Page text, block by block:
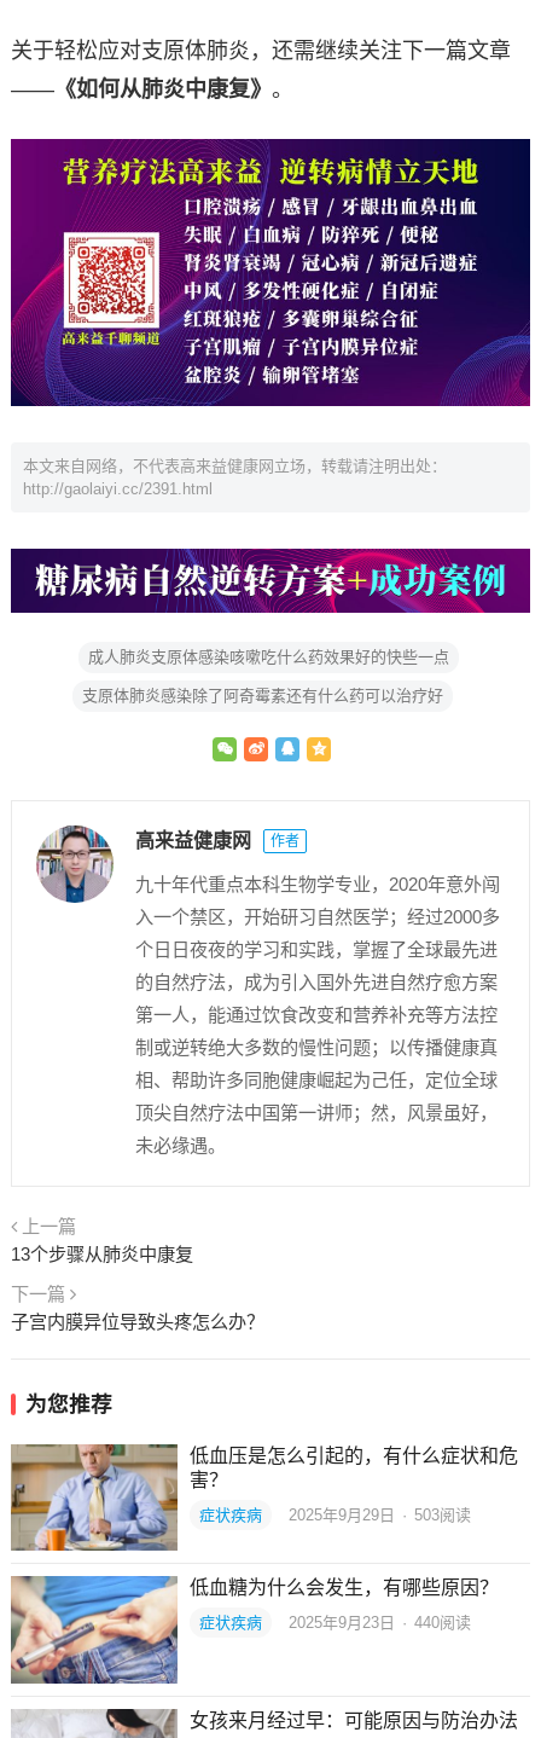
关于轻松应对支原体肺炎，还需继续关注下一篇文章
——《如何从肺炎中康复》 。
本文来自网络，不代表高来益健康网立场，转载请注明出处：
http://gaolaiyi.cc/2391.html
成人肺炎支原体感染咳嗽吃什么药效果好的快些一点
支原体肺炎感染除了阿奇霉素还有什么药可以治疗好
高来益健康网 作者
九十年代重点本科生物学专业，2020年意外闯
入一个禁区，开始研习自然医学；经过2000多
个日日夜夜的学习和实践，掌握了全球最先进
的自然疗法，成为引入国外先进自然疗愈方案
第一人，能通过饮食改变和营养补充等方法控
制或逆转绝大多数的慢性问题；以传播健康真
相、帮助许多同胞健康崛起为己任，定位全球
顶尖自然疗法中国第一讲师；然，风景虽好，
未必缘遇。
上一篇
13个步骤从肺炎中康复
下一篇
子宫内膜异位导致头疼怎么办？
为您推荐
低血压是怎么引起的，有什么症状和危
害？
症状疾病 2025年9月29日 · 503阅读
低血糖为什么会发生，有哪些原因？
症状疾病 2025年9月23日 · 440阅读
女孩来月经过早：可能原因与防治办法